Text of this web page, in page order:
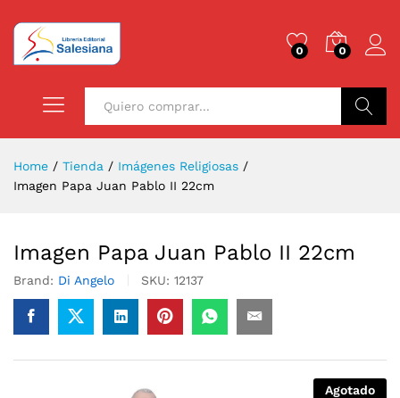
0 0
Home / Tienda / Imágenes Religiosas /
Imagen Papa Juan Pablo II 22cm
Imagen Papa Juan Pablo II 22cm
Brand: Di Angelo SKU: 12137
Agotado